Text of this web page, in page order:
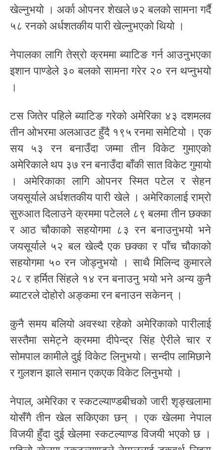
खेल्नुभयो । अर्का ओपनर शेखले ७२ बलको सामना गर्दै
५८ रनको अर्धशतकीय पारी खेल्नुभएको थियो ।
नेपालका लागि तेस्रो क्रममा ब्याटिङ गर्न आउनुभएका
इशान पाण्डेले ३० बलको सामना गरेर २० रन थप्नुभयो
।
टस जितेर पहिले ब्याटिङ गरेको अमेरिका ४३ दशमलव
तीन ओभरमा अलआउट हुँदै १९५ रनमा समेटियो । एक
सय ५३ रन बनाउँदा जम्मा तीन विकेट गुमाएको
अमेरिकाले थप ३७ रन बनाउँदा बाँकी सात विकेट गुमायो
। अमेरिकाका लागि ओपनर स्मित पटेल र सेहन
जयसूर्याले अर्धशतकीय पारी खेले । अमेरिकालाई राम्रो
सुरुआत दिलाउने क्रममा पटेलले ८९ बलमा तीन छक्का
र आठ चौकाको सहयोगमा ८३ रन बनाउनुभयो भने
जयसूर्याले ५२ बल खेल्दै एक छक्का र पाँच चौकाको
सहयोगमा ५० रन जोड्नुभयो । साथै मिलिन्द कुमारले
२८ र हर्मित सिंहले १४ रन बनाउनु भयो भने अन्य कुनै
ब्याटरले दोहोरो अङ्कमा रन बनाउन सकेनन् ।
कुनै समय बलियो अवस्था रहेको अमेरिकाको पारीलाई
सस्तैमा समेट्ने क्रममा दीपेन्द्र सिंह ऐरीले चार र
सोमपाल कामीले दुई विकेट लिनुभयो। सन्दीप लामिछाने
र गुलशन झाले समान एकएक विकेट लिनुभयो ।
नेपाल, अमेरिका र स्कटल्याण्डबीचको जारी शृङ्खलामा
योसँगै तीन खेल सकिएका छन् । एक खेलमा नेपाल
विजयी हुँदा दुई खेलमा स्कटल्याण्ड विजयी भएको छ ।